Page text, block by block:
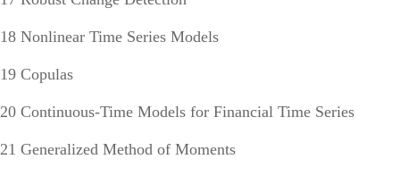
18 Nonlinear Time Series Models
19 Copulas
20 Continuous-Time Models for Financial Time Series
21 Generalized Method of Moments